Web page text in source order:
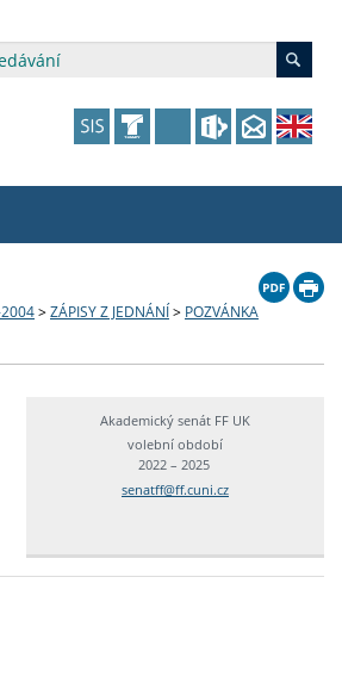
> ZÁPISY Z JEDNÁNÍ > POZVÁNKA
Akademický senát FF UK
volební období
2022 – 2025
senatff@ff.cuni.cz